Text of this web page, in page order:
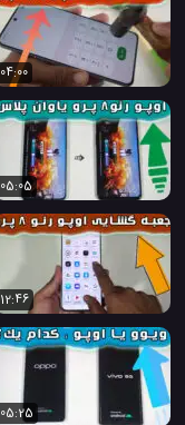
471 بازدید
4 سال پیش
04:00
05:05
12:46
05:25